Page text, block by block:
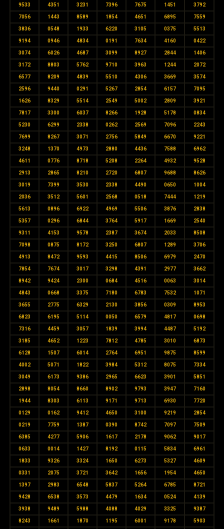
9533 4351 3231 7396 7675 1451 3792
7056 1443 8589 1854 4651 6895 7559
3836 0548 1933 6220 3105 0375 5513
9194 0946 4834 0191 7634 4160 0422
3074 6026 4687 3099 8927 2844 1406
3172 8803 5762 9710 3963 1244 2072
6577 8209 4839 5510 4306 3669 3574
2596 9440 0291 5267 2854 6157 7095
1626 8329 5514 2549 5002 2809 3921
7817 3300 6037 8266 1928 5178 0834
5230 6299 2338 0262 2569 7096 2243
7699 8267 3071 2756 5849 6670 9221
3248 1370 4973 2880 4436 7588 6962
4611 0776 8718 5208 2264 4932 9528
2913 2865 8210 2720 6807 9688 8626
3019 7399 3530 2338 4490 0650 1004
2036 3512 5601 2568 0518 7444 1219
5613 0896 6922 4969 5506 3876 2838
5357 0296 6844 3764 5917 1669 2540
9311 4153 9578 2387 3674 2033 8508
7098 0875 8172 3250 6807 1289 3706
4913 8472 9593 4415 8506 6979 2470
7854 7674 3017 3298 4391 2977 3662
8942 9424 2300 0684 4516 0063 3014
4843 0668 3375 7180 6783 7532 1071
3655 2775 6329 2130 3856 0309 8953
6823 6195 5114 0050 6579 4817 0698
7316 4459 3057 1839 3994 4487 5192
3185 4652 1223 7812 4785 3010 6873
6128 1507 6014 2764 6951 9875 8599
4002 5071 1822 3984 5312 8075 7334
3049 6173 9386 2965 6623 3901 5851
2898 8054 8660 8902 9793 3947 7160
1944 8303 6113 9171 9713 6930 7720
0129 0162 9412 4650 3100 9219 2854
0219 7759 1387 0390 8742 7097 7509
6385 4277 5906 1617 2178 9062 9017
0633 0014 1427 8192 0115 5834 6961
1833 9326 3324 1650 6273 5327 4609
0331 2075 3721 3642 1656 1954 4650
1397 2983 6548 5837 5264 6785 8721
9428 6538 3573 4479 1634 0524 4139
3938 9489 5988 4088 4029 3325 9387
8243 1661 1870 1195 6001 9178 5903